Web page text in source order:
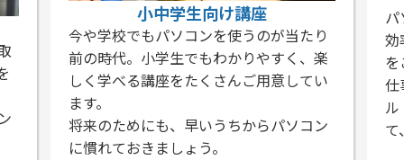
小中学生向け講座
今や学校でもパソコンを使うのが当たり
前の時代。小学生でもわかりやすく、楽
しく学べる講座をたくさんご用意してい
ます。
将来のためにも、早いうちからパソコン
に慣れておきましょう。
効
を
仕
て